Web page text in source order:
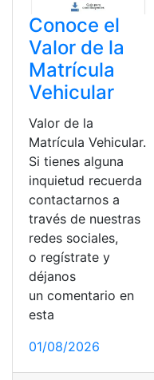
Conoce el
Valor de la
Matrícula
Vehicular
Valor de la
Matrícula Vehicular.
Si tienes alguna
inquietud recuerda
contactarnos a
través de nuestras
redes sociales,
o regístrate y
déjanos
un comentario en
esta
01/08/2026